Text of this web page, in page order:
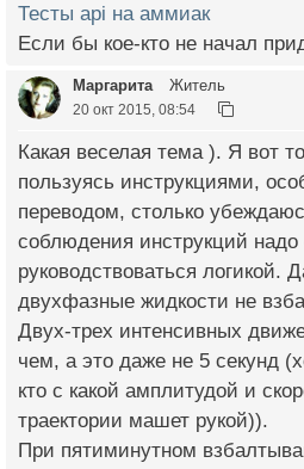
Тесты api на аммиак
Если бы кое-кто не начал
Маргарита Житель
20 окт 2015, 08:54
Какая веселая тема ). Я вот
пользуясь инструкциями,
переводом, столько
соблюдения инструкций
руководствоваться логикой.
двухфазные жидкости не
Двух-трех интенсивных
чем, а это даже не 5 секунд
кто с какой амплитудой и
траектории машет рукой)).
При пятиминутном